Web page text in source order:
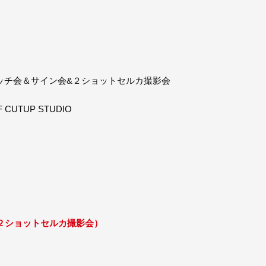
会＆サイン会&２ショットセルカ撮影会
STUDIO
ョットセルカ撮影会）